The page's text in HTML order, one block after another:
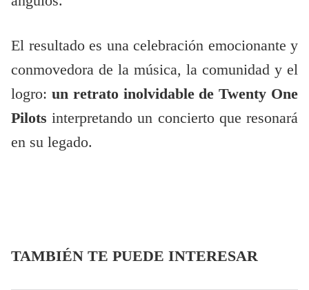
El resultado es una celebración emocionante y
conmovedora de la música, la comunidad y el
logro: un retrato inolvidable de Twenty One
Pilots interpretando un concierto que resonará
en su legado.
TAMBIÉN TE PUEDE INTERESAR